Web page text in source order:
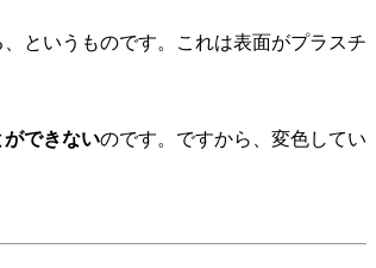
というものです。これは表面がプラスチ
できないのです。ですから、変色してい